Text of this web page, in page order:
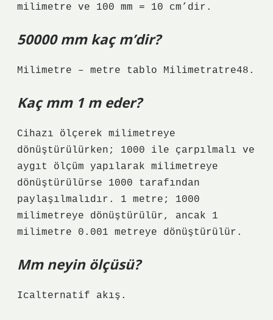
milimetre ve 100 mm = 10 cm’dir.
50000 mm kaç m’dir?
Milimetre – metre tablo Milimetratre48.
Kaç mm 1 m eder?
Cihazı ölçerek milimetreye
dönüştürülürken; 1000 ile çarpılmalı ve
aygıt ölçüm yapılarak milimetreye
dönüştürülürse 1000 tarafından
paylaşılmalıdır. 1 metre; 1000
milimetreye dönüştürülür, ancak 1
milimetre 0.001 metreye dönüştürülür.
Mm neyin ölçüsü?
Icalternatif akış.